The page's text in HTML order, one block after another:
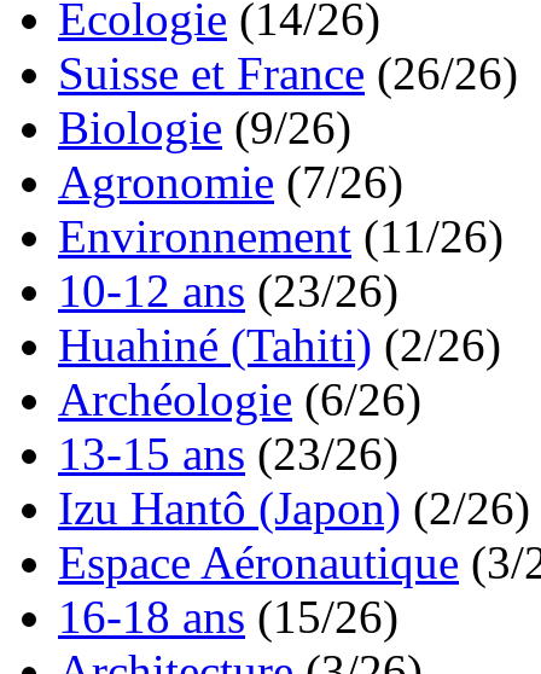
Ecologie (14/26)
Suisse et France (26/26)
Biologie (9/26)
Agronomie (7/26)
Environnement (11/26)
10-12 ans (23/26)
Huahiné (Tahiti) (2/26)
Archéologie (6/26)
13-15 ans (23/26)
Izu Hantô (Japon) (2/26)
Espace Aéronautique (3/
16-18 ans (15/26)